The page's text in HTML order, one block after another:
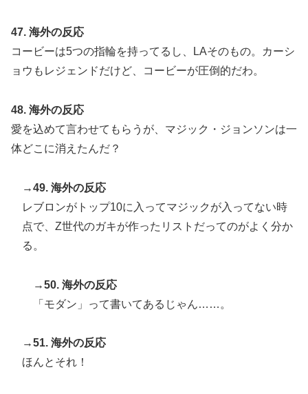
47. 海外の反応
コービーは5つの指輪を持ってるし、LAそのもの。カーシ
ョウもレジェンドだけど、コービーが圧倒的だわ。
48. 海外の反応
愛を込めて言わせてもらうが、マジック・ジョンソンは一
体どこに消えたんだ？
→49. 海外の反応
レブロンがトップ10に入ってマジックが入ってない時
点で、Z世代のガキが作ったリストだってのがよく分か
る。
→50. 海外の反応
「モダン」って書いてあるじゃん……。
→51. 海外の反応
ほんとそれ！